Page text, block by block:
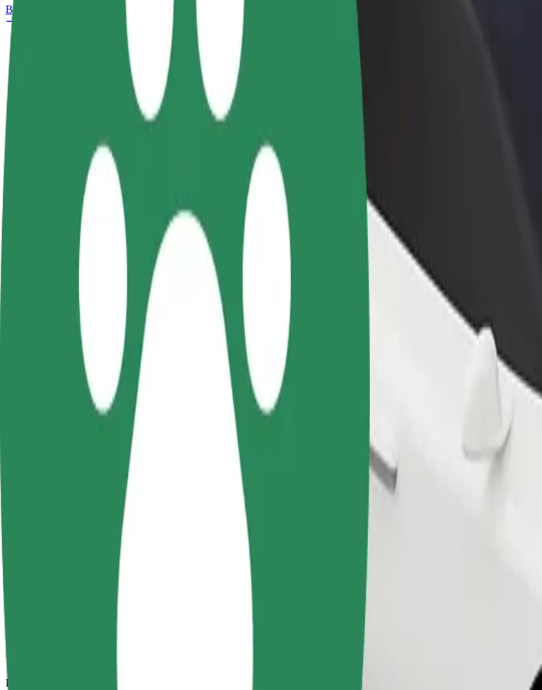
Bolt Plus
Postani voznik
Zasluži denar pod svojimi
Dostavljaj hrano in prejmi
Dosezi več strank in zvišaj
Kako priti od Prywatka Dance Club do Stacja Kolejowa Łódź Widzew
Iščete najboljši način, da pridete od Prywatka Dance Club do Stacja Kolejowa Łódź Widzew? Raziščite naše storitve in
Prenesi aplikacijo
Prywatka Dance Club
Stacja Kolejowa Łódź Widzew
Udobje in praktičnost sta le nekaj klikov stran!
Zanesljive vožnje v vsakdanjih vozilih srednje velikosti.
Večja vozila z več prostora za noge in prtljago
Predviden čas potovanja